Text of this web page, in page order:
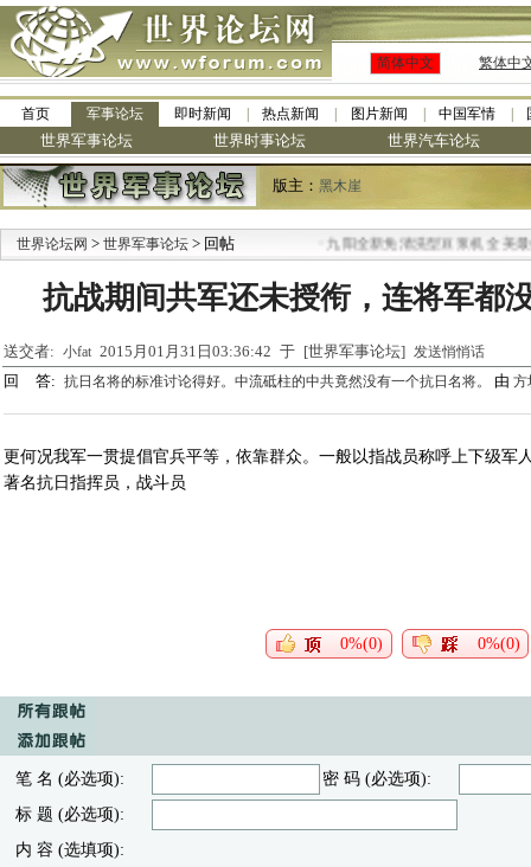
简体中文 繁体中
首页 军事论坛 即时新闻 热点新闻 图片新闻 中国军情
世界军事论坛 世界时事论坛 世界汽车论坛
版主： 黑木崖
世界论坛网 > 世界军事论坛 > 回帖 九阳全新免清洗型豆浆机 全美最低
抗战期间共军还未授衔，连将军都
送交者: 小fat 2015月01月31日03:36:42 于 [世界军事论坛] 发送悄悄话
回 答: 抗日名将的标准讨论得好。中流砥柱的中共竟然没有一个抗日名将。 由 方
更何况我军一贯提倡官兵平等，依靠群众。一般以指战员称呼上下级军
著名抗日指挥员，战斗员
0%(0) 0%(0)
笔 名 (必选项):
密 码 (必选项):
标 题 (必选项):
内 容 (选填项):